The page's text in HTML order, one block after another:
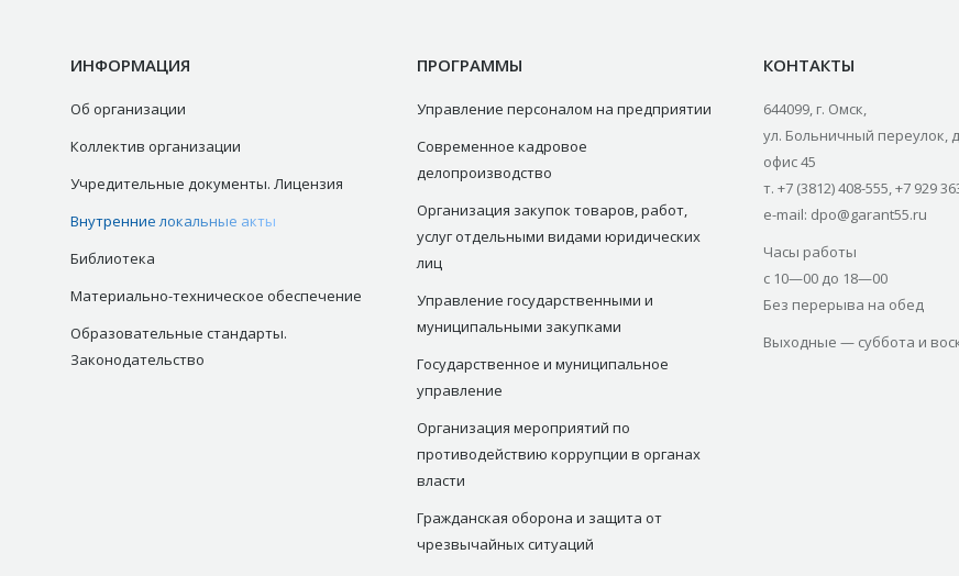
ИНФОРМАЦИЯ
Об организации
Коллектив организации
Учредительные документы. Лицензия
Внутренние локальные акты
Библиотека
Материально-техническое обеспечение
Образовательные стандарты.
Законодательство
ПРОГРАММЫ
Управление персоналом на предприятии
Современное кадровое
делопроизводство
Организация закупок товаров, работ,
услуг отдельными видами юридических
лиц
Управление государственными и
муниципальными закупками
Государственное и муниципальное
управление
Организация мероприятий по
противодействию коррупции в органах
власти
Гражданская оборона и защита от
чрезвычайных ситуаций
КОНТАКТЫ
644099, г. Омск,
ул. Больничный переулок,
офис 45
т. +7 (3812) 408-555, +7 929
e-mail: dpo@garant55.ru
Часы работы
с 10—00 до 18—00
Без перерыва на обед
Выходные — суббота и